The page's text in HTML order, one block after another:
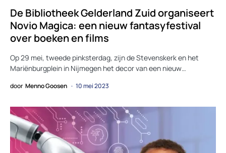
De Bibliotheek Gelderland Zuid organiseert
Novio Magica: een nieuw fantasyfestival
over boeken en films
Op 29 mei, tweede pinksterdag, zijn de Stevenskerk en het
Mariënburgplein in Nijmegen het decor van een nieuw…
door Menno Goosen 10 mei 2023